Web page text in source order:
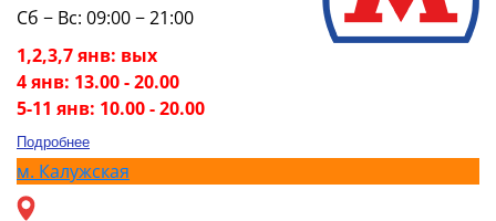
Сб − Вс: 09:00 − 21:00
1,2,3,7 янв: вых
4 янв: 13.00 - 20.00
5-11 янв: 10.00 - 20.00
Подробнее
м. Калужская